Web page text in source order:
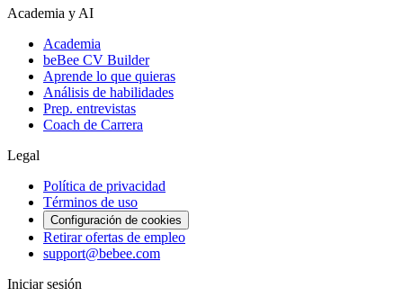
Academia y AI
Academia
beBee CV Builder
Aprende lo que quieras
Análisis de habilidades
Prep. entrevistas
Coach de Carrera
Legal
Política de privacidad
Términos de uso
Configuración de cookies
Retirar ofertas de empleo
support@bebee.com
Iniciar sesión